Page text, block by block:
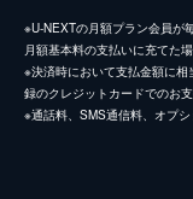
※U-NEXTの月額プラン会員が
月額基本料の支払いに充てた場
※決済時において支払金額に
録のクレジットカードでのお支
※通話料、SMS通信料、オプ